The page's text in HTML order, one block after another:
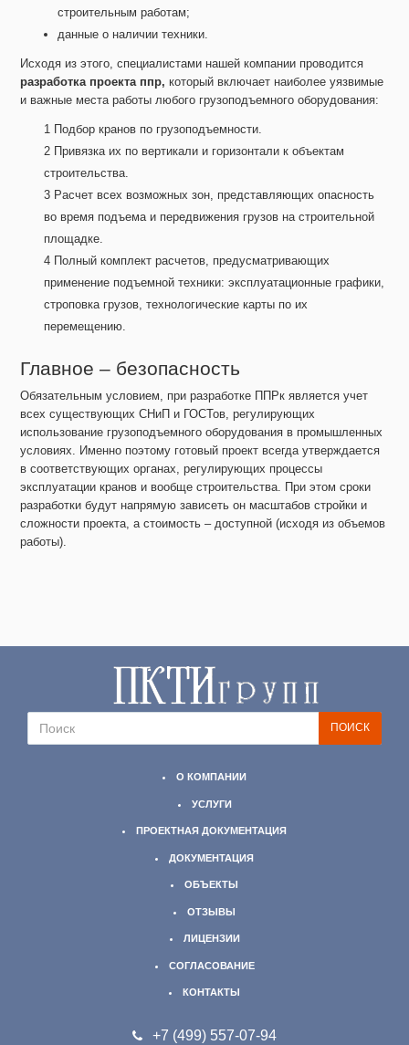
строительным работам;
данные о наличии техники.
Исходя из этого, специалистами нашей компании проводится
разработка проекта ппр,который включает наиболее уязвимые
и важные места работы любого грузоподъемного оборудования:
Подбор кранов по грузоподъемности.
Привязка их по вертикали и горизонтали к объектам
строительства.
Расчет всех возможных зон, представляющих опасность
во время подъема и передвижения грузов на строительной
площадке.
Полный комплект расчетов, предусматривающих
применение подъемной техники: эксплуатационные графики,
строповка грузов, технологические карты по их
перемещению.
Главное – безопасность
Обязательным условием, при разработке ППРк является учет
всех существующих СНиП и ГОСТов, регулирующих
использование грузоподъемного оборудования в промышленных
условиях. Именно поэтому готовый проект всегда утверждается
в соответствующих органах, регулирующих процессы
эксплуатации кранов и вообще строительства. При этом сроки
разработки будут напрямую зависеть он масштабов стройки и
сложности проекта, а стоимость – доступной (исходя из объемов
работы).
О КОМПАНИИ
УСЛУГИ
ПРОЕКТНАЯ ДОКУМЕНТАЦИЯ
ДОКУМЕНТАЦИЯ
ОБЪЕКТЫ
ОТЗЫВЫ
ЛИЦЕНЗИИ
СОГЛАСОВАНИЕ
КОНТАКТЫ
+7 (499)557-07-94